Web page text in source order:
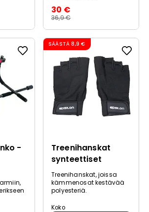
36,9 €
30 €
-
SÄÄSTÄ 8,9 €
Treenihanskat
synteettiset
Treenihanskat, joissa
kämmenosat kestävää
polyesteriä.
Koko